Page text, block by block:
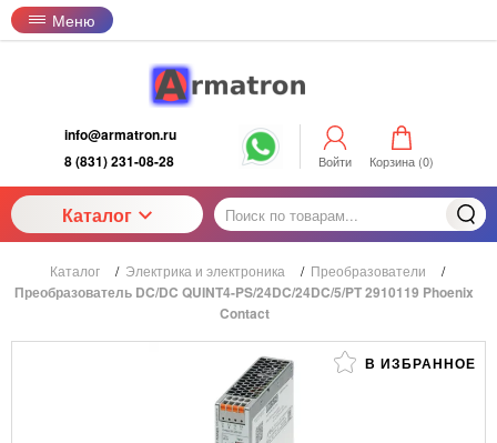
Меню
info@armatron.ru
8 (831) 231-08-28
Войти Корзина (0)
Каталог
Каталог / Электрика и электроника / Преобразователи /
Преобразователь DC/DC QUINT4-PS/24DC/24DC/5/PT 2910119 Phoenix
Contact
В ИЗБРАННОЕ